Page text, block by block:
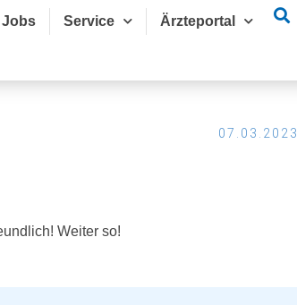
Jobs Service Ärzteportal
07.03.2023
Weiter so!